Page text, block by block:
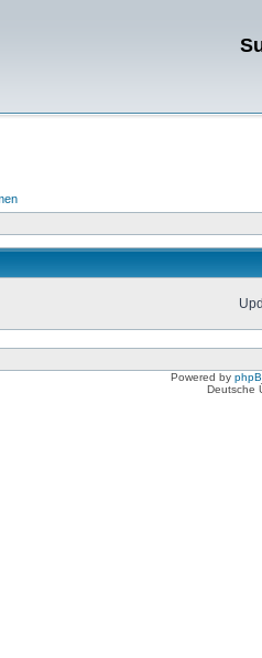
Powered by
Deutsche